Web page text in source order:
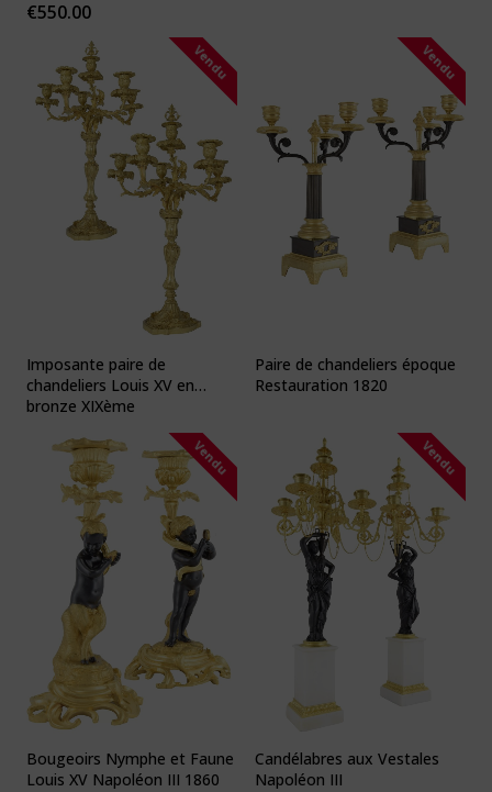
€550.00
Vendu
Imposante paire de
chandeliers Louis XV en
bronze XIXème
Vendu
Paire de chandeliers époque
Restauration 1820
Vendu
Bougeoirs Nymphe et Faune
Louis XV Napoléon III 1860
Vendu
Candélabres aux Vestales
Napoléon III